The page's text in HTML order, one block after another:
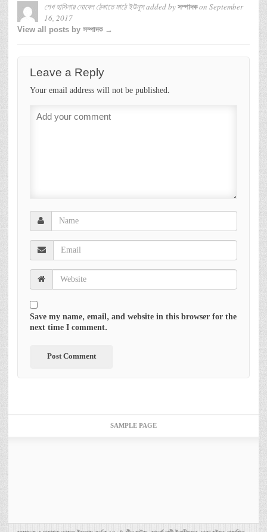
শেখ হাসিনার নোবেল ঠেকাতে মাঠে ইউনূসadded by সম্পাদকon September
16, 2017
View all posts by সম্পাদক →
Leave a Reply
Your email address will not be published.
Save my name, email, and website in this browser for the
next time I comment.
SAMPLE PAGE